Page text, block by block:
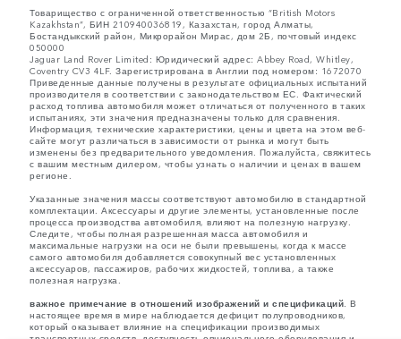
Товарищество с ограниченной ответственностью “British Motors
Kazakhstan”, БИН 210940036819, Казахстан, город Алматы,
Бостандыкский район, Микрорайон Мирас, дом 2Б, почтовый индекс
050000
Jaguar Land Rover Limited: Юридический адрес: Abbey Road, Whitley,
Coventry CV3 4LF. Зарегистрирована в Англии под номером: 1672070
Приведенные данные получены в результате официальных испытаний
производителя в соответствии с законодательством ЕС. Фактический
расход топлива автомобиля может отличаться от полученного в таких
испытаниях, эти значения предназначены только для сравнения.
Информация, технические характеристики, цены и цвета на этом веб-
сайте могут различаться в зависимости от рынка и могут быть
изменены без предварительного уведомления. Пожалуйста, свяжитесь
с вашим местным дилером, чтобы узнать о наличии и ценах в вашем
регионе.
Указанные значения массы соответствуют автомобилю в стандартной
комплектации. Аксессуары и другие элементы, установленные после
процесса производства автомобиля, влияют на полезную нагрузку.
Следите, чтобы полная разрешенная масса автомобиля и
максимальные нагрузки на оси не были превышены, когда к массе
самого автомобиля добавляется совокупный вес установленных
аксессуаров, пассажиров, рабочих жидкостей, топлива, а также
полезная нагрузка.
важное примечание в отношений изображений и спецификаций. В
настоящее время в мире наблюдается дефицит полупроводников,
который оказывает влияние на спецификации производимых